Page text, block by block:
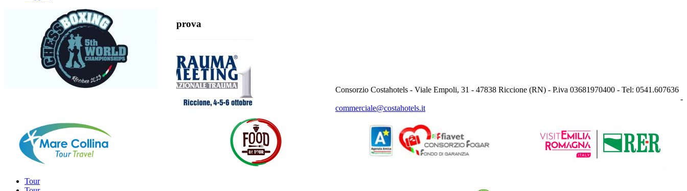
prova
Tour
Consorzio Costahotels - Viale Empoli, 31 - 47838 Riccione (RN) - P.iva 03681970400 - Tel: 0541.607636
-
commerciale@costahotels.it